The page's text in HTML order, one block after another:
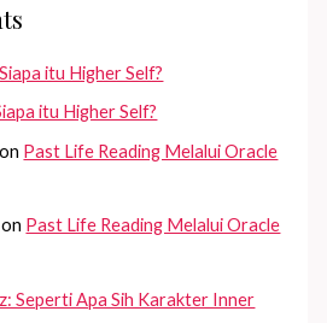
Siapa itu Higher Self?
itu Higher Self?
on Past Life Reading Melalui Oracle
on Past Life Reading Melalui Oracle
Seperti Apa Sih Karakter Inner